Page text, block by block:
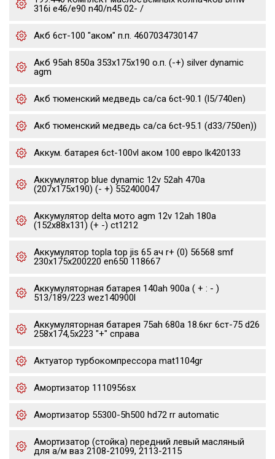
316i e46/e90 n40/n45 02- /
Акб 6ст-100 "аком" п.п. 4607034730147
Акб 95ah 850a 353x175x190 о.п. (-+) silver dynamic
agm
Акб тюменский медведь ca/ca 6ct-90.1 (l5/740en)
Акб тюменский медведь ca/ca 6ct-95.1 (d33/750en))
Аккум. батарея 6ct-100vl аком 100 евро lk420133
Аккумулятор blue dynamic 12v 52ah 470a
(207x175x190) (- +) 552400047
Аккумулятор delta мото agm 12v 12ah 180a
(152x88x131) (+ -) ct1212
Аккумулятор topla top jis 65 ач r+ (0) 56568 smf
230x175x200220 en650 118667
Аккумуляторная батарея 140ah 900a ( + : - )
513/189/223 wez140900l
Аккумуляторная батарея 75ah 680a 18.6кг 6ст-75 d26
258x174,5x223 "+" справа
Актуатор турбокомпрессора mat1104gr
Амортизатор 1110956sx
Амортизатор 55300-5h500 hd72 rr automatic
Амортизатор (стойка) передний левый масляный
для а/м ваз 2108-21099, 2113-2115